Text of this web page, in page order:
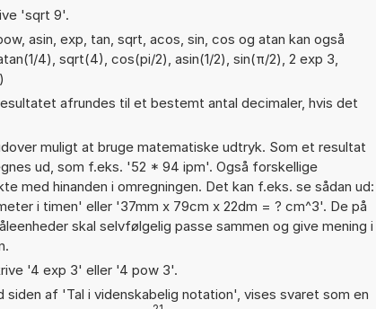
'sqrt 9'.
asin, exp, tan, sqrt, acos, sin, cos og atan kan også
4), sqrt(4), cos(pi/2), asin(1/2), sin(π/2), 2 exp 3,
afrundes til et bestemt antal decimaler, hvis det
muligt at bruge matematiske udtryk. Som et resultat
ud, som f.eks. '52 * 94 ipm'. Også forskellige
med hinanden i omregningen. Det kan f.eks. se sådan ud:
i timen' eller '37mm x 79cm x 22dm = ? cm^3'. De på
skal selvfølgelig passe sammen og give mening i
'4 exp 3' eller '4 pow 3'.
siden af 'Tal i videnskabelig notation', vises svaret som en